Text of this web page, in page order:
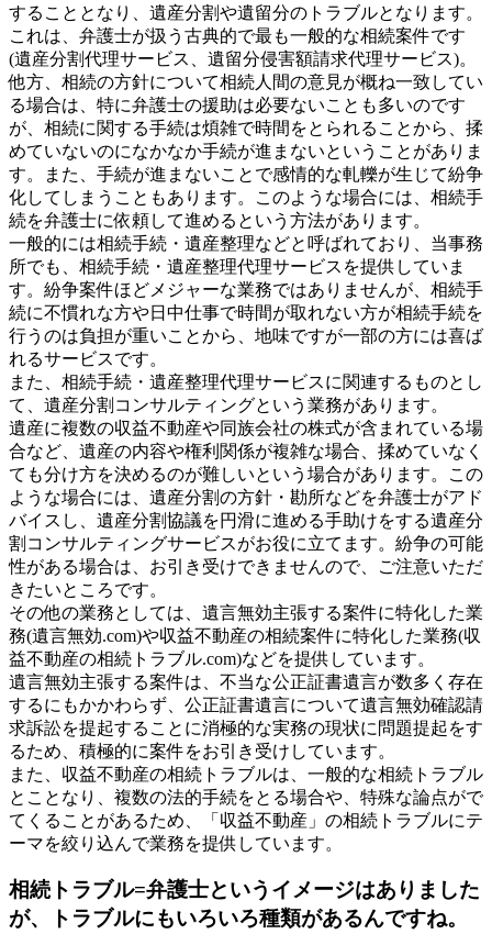
することとなり、遺産分割や遺留分のトラブルとなります。
これは、弁護士が扱う古典的で最も一般的な相続案件です
(遺産分割代理サービス、遺留分侵害額請求代理サービス)。
他方、相続の方針について相続人間の意見が概ね一致してい
る場合は、特に弁護士の援助は必要ないことも多いのです
が、相続に関する手続は煩雑で時間をとられることから、揉
めていないのになかなか手続が進まないということがありま
す。また、手続が進まないことで感情的な軋轢が生じて紛争
化してしまうこともあります。このような場合には、相続手
続を弁護士に依頼して進めるという方法があります。
一般的には相続手続・遺産整理などと呼ばれており、当事務
所でも、相続手続・遺産整理代理サービスを提供していま
す。紛争案件ほどメジャーな業務ではありませんが、相続手
続に不慣れな方や日中仕事で時間が取れない方が相続手続を
行うのは負担が重いことから、地味ですが一部の方には喜ば
れるサービスです。
また、相続手続・遺産整理代理サービスに関連するものとし
て、遺産分割コンサルティングという業務があります。
遺産に複数の収益不動産や同族会社の株式が含まれている場
合など、遺産の内容や権利関係が複雑な場合、揉めていなく
ても分け方を決めるのが難しいという場合があります。この
ような場合には、遺産分割の方針・勘所などを弁護士がアド
バイスし、遺産分割協議を円滑に進める手助けをする遺産分
割コンサルティングサービスがお役に立てます。紛争の可能
性がある場合は、お引き受けできませんので、ご注意いただ
きたいところです。
その他の業務としては、遺言無効主張する案件に特化した業
務(遺言無効.com)や収益不動産の相続案件に特化した業務(収
益不動産の相続トラブル.com)などを提供しています。
遺言無効主張する案件は、不当な公正証書遺言が数多く存在
するにもかかわらず、公正証書遺言について遺言無効確認請
求訴訟を提起することに消極的な実務の現状に問題提起をす
るため、積極的に案件をお引き受けしています。
また、収益不動産の相続トラブルは、一般的な相続トラブル
とことなり、複数の法的手続をとる場合や、特殊な論点がで
てくることがあるため、「収益不動産」の相続トラブルにテ
ーマを絞り込んで業務を提供しています。
相続トラブル=弁護士というイメージはありました
が、トラブルにもいろいろ種類があるんですね。